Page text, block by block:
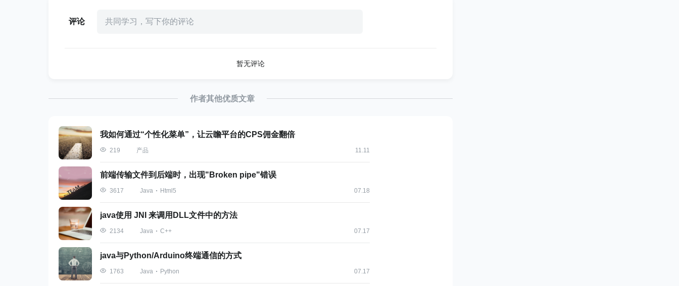
11
12
13
16
19
20
21
23
24
25
public class WebSocketServer {
public void onOpen(Session session) {
@OnMessage
public void onMessage(String message, Session session) {
// 接收到客户端发送的消息
System.out.println("Received message: "
@OnClose
// WebSocket连接关闭
评论 共同学习，写下你的评论
暂无评论
作者其他优质文章
我如何通过“个性化菜单”，让云瞻平台的CPS佣金翻倍
219 产品 11.11
前端传输文件到后端时，出现"Broken pipe"错误
3617 Java Html5 07.18
java使用 JNI 来调用DLL文件中的方法
2134 Java C++ 07.17
java与Python/Arduino终端通信的方式
1763 Java Python 07.17